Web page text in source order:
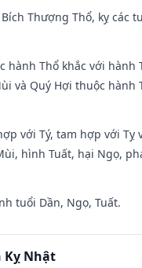
Thượng Thổ, kỵ các
hành Thổ khắc với hành
và Quý Hợi thuộc hành
với Tý, tam hợp với Tỵ
hình Tuất, hại Ngọ,
tuổi Dần, Ngọ, Tuất.
Kỵ Nhật